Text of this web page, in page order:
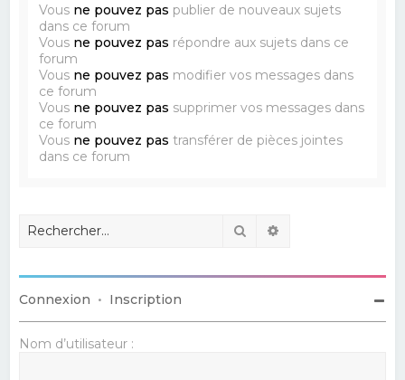
Vous ne pouvez pas publier de nouveaux sujets
dans ce forum
Vous ne pouvez pas répondre aux sujets dans ce
forum
Vous ne pouvez pas modifier vos messages dans
ce forum
Vous ne pouvez pas supprimer vos messages dans
ce forum
Vous ne pouvez pas transférer de pièces jointes
dans ce forum
Rechercher
Connexion • Inscription
Nom d’utilisateur :